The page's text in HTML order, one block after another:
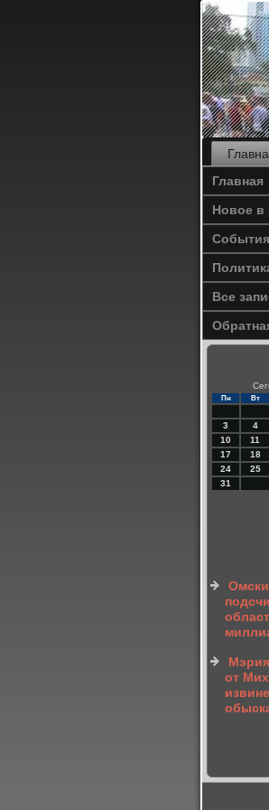
Главная
Новое в
Все
Пн Вт
3
4
10
11
17
18
24
25
31
от